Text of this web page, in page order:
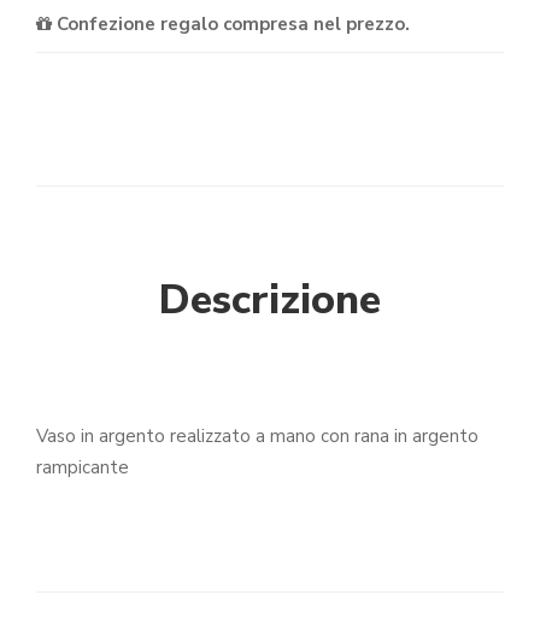
Confezione regalo compresa nel prezzo.
Descrizione
Vaso in argento realizzato a mano con rana in argento
rampicante